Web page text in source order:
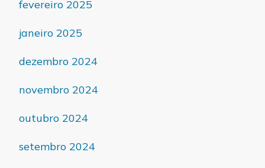
fevereiro 2025
janeiro 2025
dezembro 2024
novembro 2024
outubro 2024
setembro 2024